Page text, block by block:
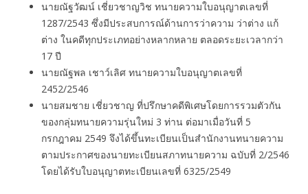
นายณัฐวัฒน์ เชี่ยวชาญวิช ทนายความใบอนุญาตเลขที่
1287/2543 ซึ่งมีประสบการณ์ด้านการว่าความ ว่าต่าง แก้
ต่าง ในคดีทุกประเภทอย่างหลากหลาย ตลอดระยะเวลากว่า
17 ปี
นายณัฐพล เชาว์เลิศ ทนายความใบอนุญาตเลขที่
2452/2546
นายสมชาย เชี่ยวชาญ ที่ปรึกษาคดีพิเศษโดยการรวมตัวกัน
ของกลุ่มทนายความรุ่นใหม่ 3 ท่าน ต่อมาเมื่อวันที่ 5
กรกฎาคม 2549 จึงได้ขึ้นทะเบียนเป็นสำนักงานทนายความ
ตามประกาศของนายทะเบียนสภาทนายความ ฉบับที่ 2/2546
โดยได้รับใบอนุญาตทะเบียนเลขที่ 6325/2549